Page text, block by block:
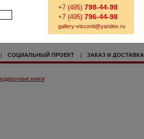
+7 (495) 798-44-98
+7 (495) 796-44-98
gallery-visconti@yandex.ru
| СОЦИАЛЬНЫЙ ПРОЕКТ | ЗАКАЗ И ДОСТАВКА
книги